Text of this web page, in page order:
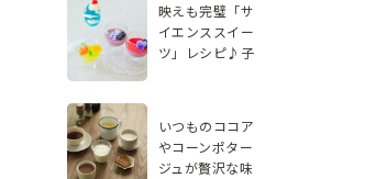
映えも完璧「サ
イエンススイー
ツ」レシピ♪子
いつものココア
やコーンポター
ジュが贅沢な味